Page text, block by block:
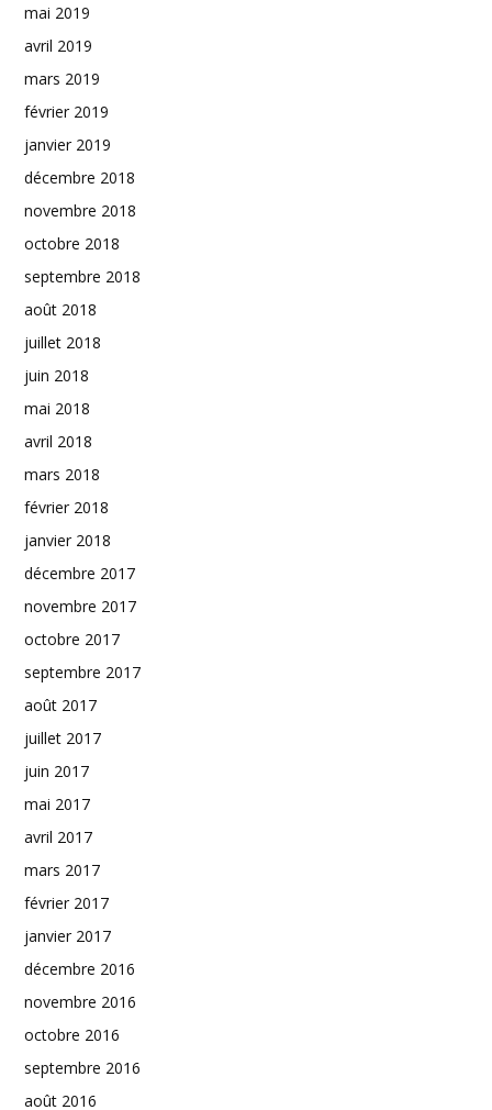
mai 2019
avril 2019
mars 2019
février 2019
janvier 2019
décembre 2018
novembre 2018
octobre 2018
septembre 2018
août 2018
juillet 2018
juin 2018
mai 2018
avril 2018
mars 2018
février 2018
janvier 2018
décembre 2017
novembre 2017
octobre 2017
septembre 2017
août 2017
juillet 2017
juin 2017
mai 2017
avril 2017
mars 2017
février 2017
janvier 2017
décembre 2016
novembre 2016
octobre 2016
septembre 2016
août 2016